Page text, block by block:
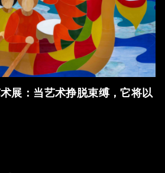
展：当艺术挣脱束缚，它将以